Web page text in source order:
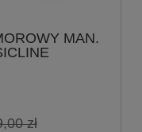
MAN.
zł